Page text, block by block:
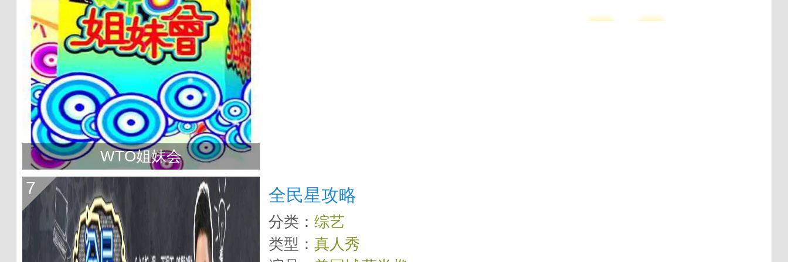
WTO姐妹会
7 全民星攻略
分类： 综艺
类型： 真人秀